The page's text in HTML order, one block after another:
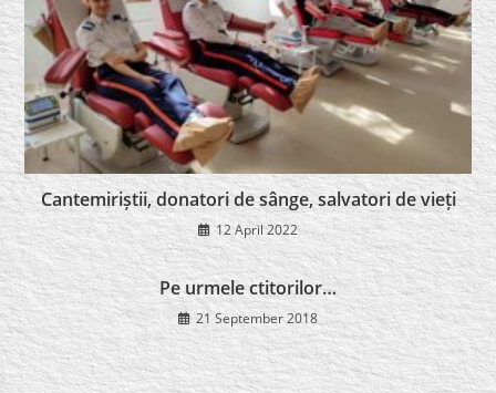
Cantemiriștii, donatori de sânge, salvatori de vieți
12 April 2022
Pe urmele ctitorilor…
21 September 2018